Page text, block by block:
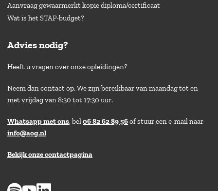
Aanvraag gewaarmerkt kopie diploma/certificaat
Wat is het STAP-budget?
Advies nodig?
Heeft u vragen over onze opleidingen?
Neem dan contact op. We zijn bereikbaar van maandag tot en
met vrijdag van 8:30 tot 17:30 uur.
Whatsapp met ons, bel06 82 62 89 56of stuur een e-mail naar
info@aog.nl
Bekijk onze contactpagina